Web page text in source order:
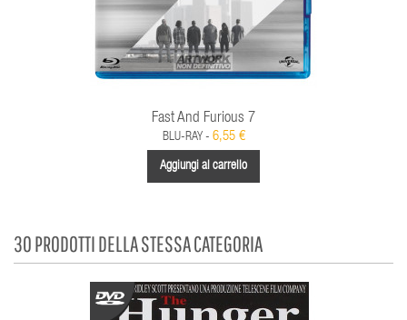
Fast And Furious 7
BLU-RAY - 6,55 €
Aggiungi al carrello
30 PRODOTTI DELLA STESSA CATEGORIA